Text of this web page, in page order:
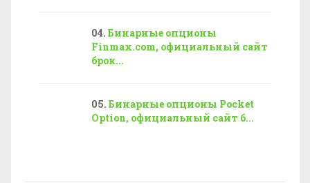
Бинарные опционы
Finmax.com, официальный сайт
брок...
Бинарные опционы Pocket
Option, официальный сайт б...